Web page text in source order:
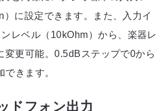
に設定できます。また、入力イ
レベル（10kOhm）から、楽器レ
変更可能。0.5dBステップで0から
きます。
ドフォン出力